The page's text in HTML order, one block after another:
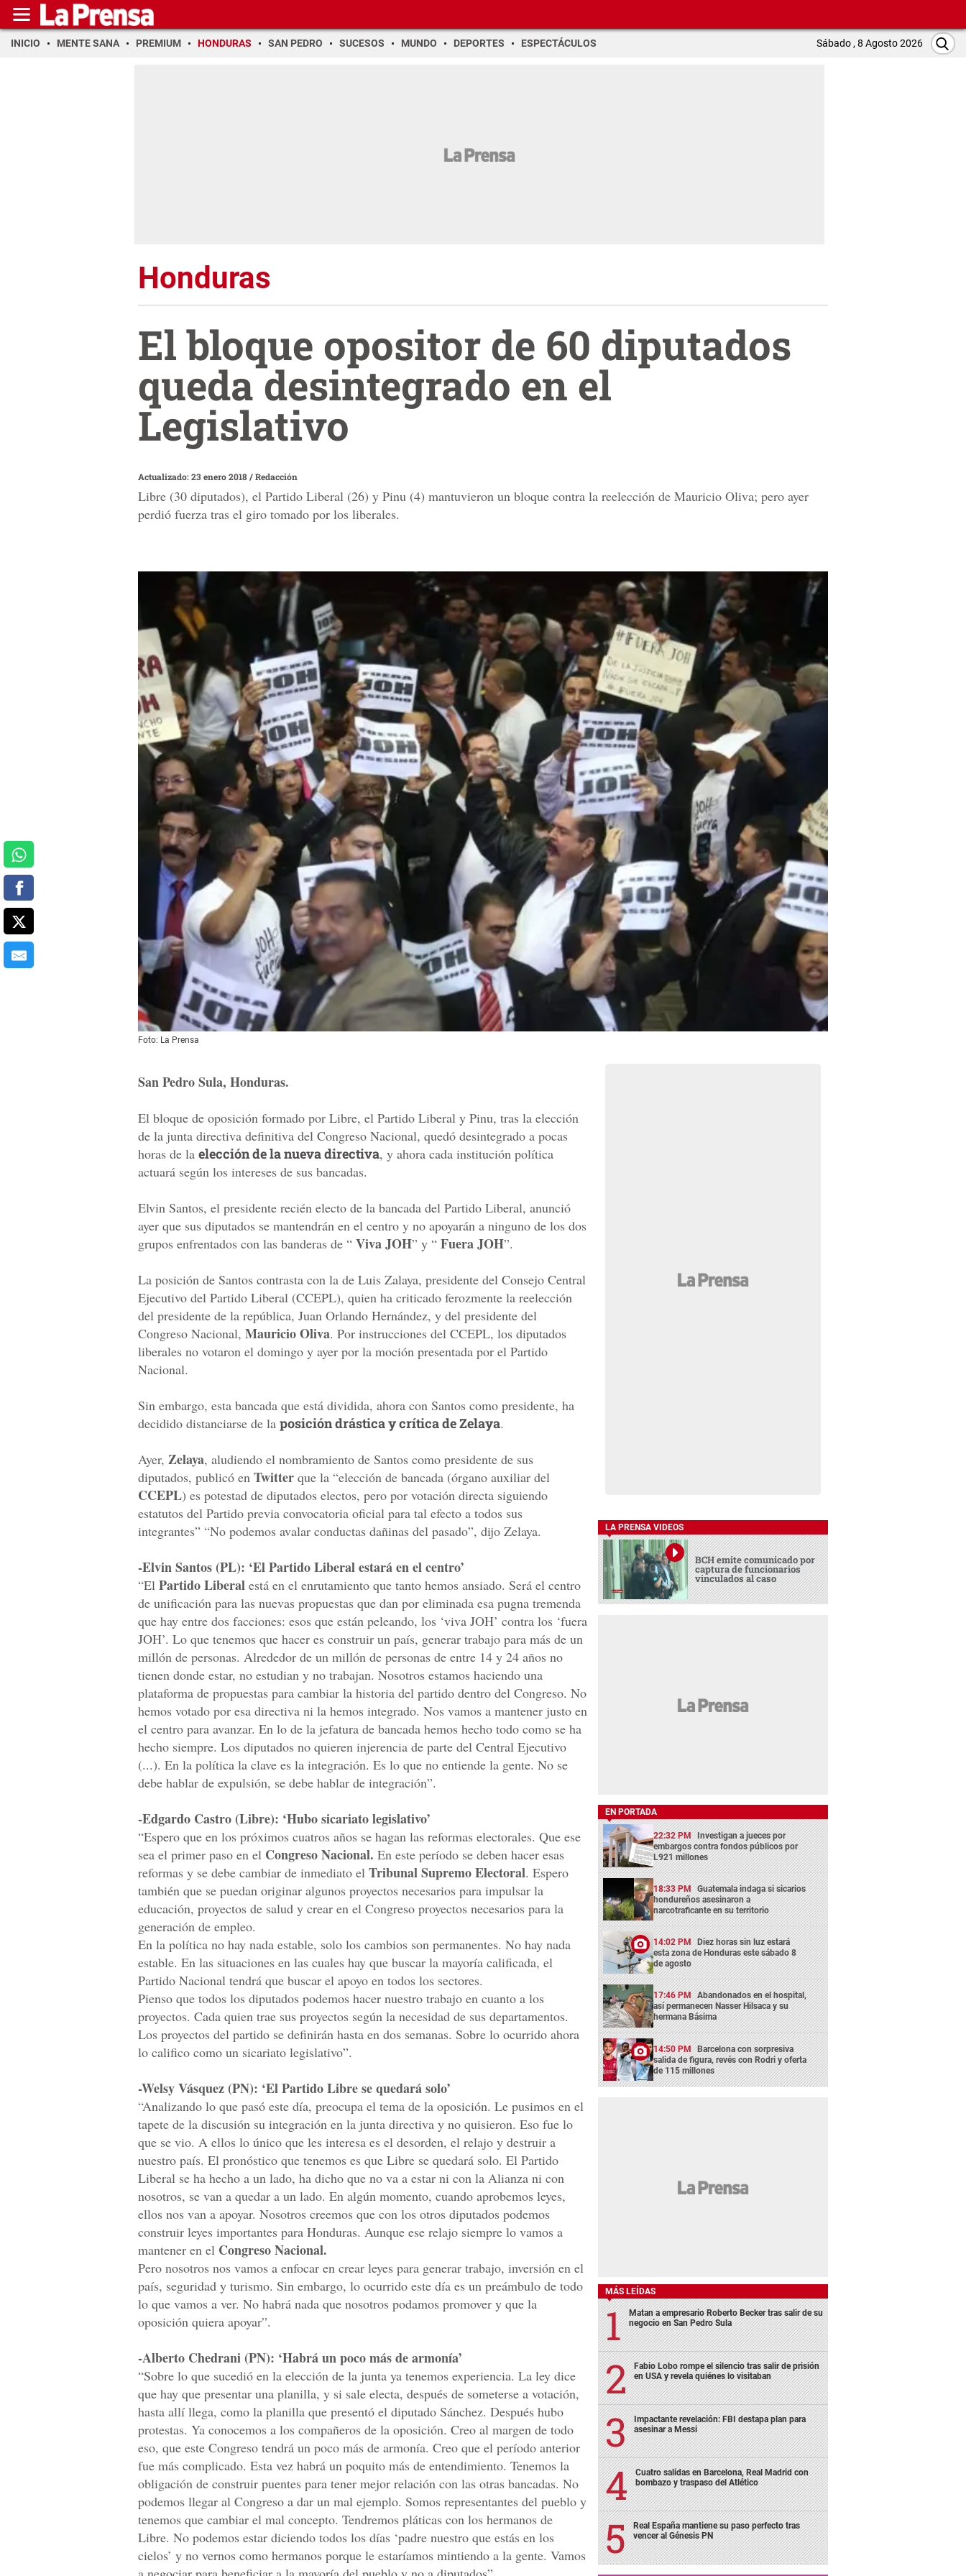
INICIO MENTE SANA PREMIUM HONDURAS SAN PEDRO SUCESOS MUNDO DEPORTES ESPECTÁCULOS Sábado , 8 Agosto 2026
Honduras
El bloque opositor de 60 diputados
queda desintegrado en el
Legislativo
Actualizado: 23 enero 2018/Redacción
Libre (30 diputados), el Partido Liberal (26) y Pinu (4) mantuvieron un bloque contra la reelección de Mauricio Oliva; pero ayer
perdió fuerza tras el giro tomado por los liberales.
Foto: La Prensa
San Pedro Sula, Honduras.
El bloque de oposición formado por Libre, el Partido Liberal y Pinu, tras la elección
de la junta directiva definitiva del Congreso Nacional, quedó desintegrado a pocas
horas de la elección de la nueva directiva, y ahora cada institución política
actuará según los intereses de sus bancadas.
Elvin Santos, el presidente recién electo de la bancada del Partido Liberal, anunció
ayer que sus diputados se mantendrán en el centro y no apoyarán a ninguno de los dos
grupos enfrentados con las banderas de “ Viva JOH” y “ Fuera JOH”.
La posición de Santos contrasta con la de Luis Zalaya, presidente del Consejo Central
Ejecutivo del Partido Liberal (CCEPL), quien ha criticado ferozmente la reelección
del presidente de la república, Juan Orlando Hernández, y del presidente del
Congreso Nacional, Mauricio Oliva. Por instrucciones del CCEPL, los diputados
liberales no votaron el domingo y ayer por la moción presentada por el Partido
Nacional.
Sin embargo, esta bancada que está dividida, ahora con Santos como presidente, ha
decidido distanciarse de la posición drástica y crítica de Zelaya.
Ayer, Zelaya, aludiendo el nombramiento de Santos como presidente de sus
diputados, publicó en Twitter que la “elección de bancada (órgano auxiliar del
CCEPL) es potestad de diputados electos, pero por votación directa siguiendo
estatutos del Partido previa convocatoria oficial para tal efecto a todos sus
integrantes” “No podemos avalar conductas dañinas del pasado”, dijo Zelaya.
-Elvin Santos (PL): ‘El Partido Liberal estará en el centro’
“El Partido Liberal está en el enrutamiento que tanto hemos ansiado. Será el centro
de unificación para las nuevas propuestas que dan por eliminada esa pugna tremenda
que hay entre dos facciones: esos que están peleando, los ‘viva JOH’ contra los ‘fuera
JOH’. Lo que tenemos que hacer es construir un país, generar trabajo para más de un
millón de personas. Alrededor de un millón de personas de entre 14 y 24 años no
tienen donde estar, no estudian y no trabajan. Nosotros estamos haciendo una
plataforma de propuestas para cambiar la historia del partido dentro del Congreso. No
hemos votado por esa directiva ni la hemos integrado. Nos vamos a mantener justo en
el centro para avanzar. En lo de la jefatura de bancada hemos hecho todo como se ha
hecho siempre. Los diputados no quieren injerencia de parte del Central Ejecutivo
(...). En la política la clave es la integración. Es lo que no entiende la gente. No se
debe hablar de expulsión, se debe hablar de integración”.
-Edgardo Castro (Libre): ‘Hubo sicariato legislativo’
“Espero que en los próximos cuatros años se hagan las reformas electorales. Que ese
sea el primer paso en el Congreso Nacional. En este período se deben hacer esas
reformas y se debe cambiar de inmediato el Tribunal Supremo Electoral. Espero
también que se puedan originar algunos proyectos necesarios para impulsar la
educación, proyectos de salud y crear en el Congreso proyectos necesarios para la
generación de empleo.
En la política no hay nada estable, solo los cambios son permanentes. No hay nada
estable. En las situaciones en las cuales hay que buscar la mayoría calificada, el
Partido Nacional tendrá que buscar el apoyo en todos los sectores.
Pienso que todos los diputados podemos hacer nuestro trabajo en cuanto a los
proyectos. Cada quien trae sus proyectos según la necesidad de sus departamentos.
Los proyectos del partido se definirán hasta en dos semanas. Sobre lo ocurrido ahora
lo califico como un sicariato legislativo”.
-Welsy Vásquez (PN): ‘El Partido Libre se quedará solo’
“Analizando lo que pasó este día, preocupa el tema de la oposición. Le pusimos en el
tapete de la discusión su integración en la junta directiva y no quisieron. Eso fue lo
que se vio. A ellos lo único que les interesa es el desorden, el relajo y destruir a
nuestro país. El pronóstico que tenemos es que Libre se quedará solo. El Partido
Liberal se ha hecho a un lado, ha dicho que no va a estar ni con la Alianza ni con
nosotros, se van a quedar a un lado. En algún momento, cuando aprobemos leyes,
ellos nos van a apoyar. Nosotros creemos que con los otros diputados podemos
construir leyes importantes para Honduras. Aunque ese relajo siempre lo vamos a
mantener en el Congreso Nacional.
Pero nosotros nos vamos a enfocar en crear leyes para generar trabajo, inversión en el
país, seguridad y turismo. Sin embargo, lo ocurrido este día es un preámbulo de todo
lo que vamos a ver. No habrá nada que nosotros podamos promover y que la
oposición quiera apoyar”.
-Alberto Chedrani (PN): ‘Habrá un poco más de armonía’
“Sobre lo que sucedió en la elección de la junta ya tenemos experiencia. La ley dice
que hay que presentar una planilla, y si sale electa, después de someterse a votación,
hasta allí llega, como la planilla que presentó el diputado Sánchez. Después hubo
protestas. Ya conocemos a los compañeros de la oposición. Creo al margen de todo
eso, que este Congreso tendrá un poco más de armonía. Creo que el período anterior
fue más complicado. Esta vez habrá un poquito más de entendimiento. Tenemos la
obligación de construir puentes para tener mejor relación con las otras bancadas. No
podemos llegar al Congreso a dar un mal ejemplo. Somos representantes del pueblo y
tenemos que cambiar el mal concepto. Tendremos pláticas con los hermanos de
Libre. No podemos estar diciendo todos los días ‘padre nuestro que estás en los
cielos’ y no vernos como hermanos porque le estaríamos mintiendo a la gente. Vamos
LA PRENSA VIDEOS
BCH emite comunicado por
captura de funcionarios
vinculados al caso
EN PORTADA
22:32 PM Investigan a jueces por
embargos contra fondos públicos por
L921 millones
18:33 PM Guatemala indaga si sicarios
hondureños asesinaron a
narcotraficante en su territorio
14:02 PM Diez horas sin luz estará
esta zona de Honduras este sábado 8
de agosto
17:46 PM Abandonados en el hospital,
así permanecen Nasser Hilsaca y su
hermana Básima
14:50 PM Barcelona con sorpresiva
salida de figura, revés con Rodri y oferta
de 115 millones
MÁS LEÍDAS
Matan a empresario Roberto Becker tras salir de su
negocio en San Pedro Sula
Fabio Lobo rompe el silencio tras salir de prisión
en USA y revela quiénes lo visitaban
Impactante revelación: FBI destapa plan para
asesinar a Messi
Cuatro salidas en Barcelona, Real Madrid con
bombazo y traspaso del Atlético
Real España mantiene su paso perfecto tras
vencer al Génesis PN